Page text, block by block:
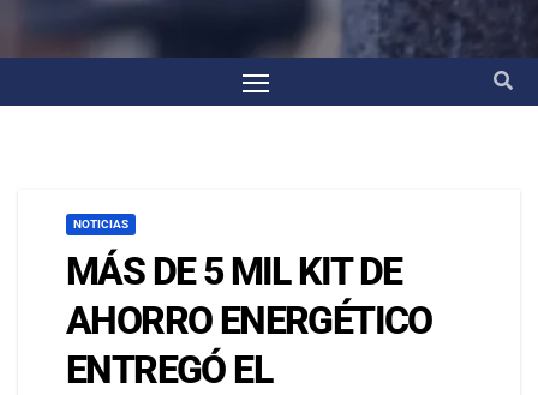
NOTICIAS
MÁS DE 5 MIL KIT DE
AHORRO ENERGÉTICO
ENTREGÓ EL